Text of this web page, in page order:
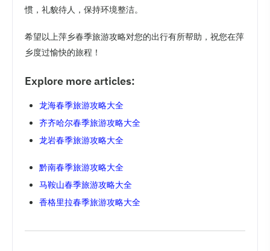
惯，礼貌待人，保持环境整洁。
希望以上萍乡春季旅游攻略对您的出行有所帮助，祝您在萍
乡度过愉快的旅程！
Explore more articles:
龙海春季旅游攻略大全
齐齐哈尔春季旅游攻略大全
龙岩春季旅游攻略大全
黔南春季旅游攻略大全
马鞍山春季旅游攻略大全
香格里拉春季旅游攻略大全